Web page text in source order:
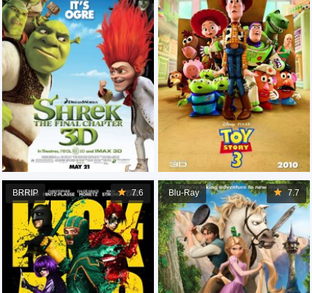
7.7
Blu-Ray
7.6
BRRIP